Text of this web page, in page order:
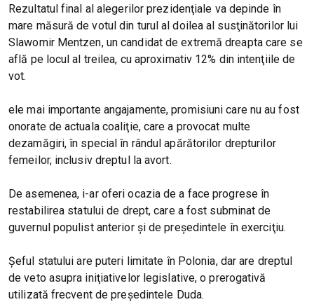
Rezultatul final al alegerilor prezidenţiale va depinde în
mare măsură de votul din turul al doilea al susţinătorilor lui
Slawomir Mentzen, un candidat de extremă dreapta care se
află pe locul al treilea, cu aproximativ 12% din intenţiile de
vot.
ele mai importante angajamente, promisiuni care nu au fost
onorate de actuala coaliţie, care a provocat multe
dezamăgiri, în special în rândul apărătorilor drepturilor
femeilor, inclusiv dreptul la avort.
De asemenea, i-ar oferi ocazia de a face progrese în
restabilirea statului de drept, care a fost subminat de
guvernul populist anterior şi de preşedintele în exerciţiu.
Şeful statului are puteri limitate în Polonia, dar are dreptul
de veto asupra iniţiativelor legislative, o prerogativă
utilizată frecvent de preşedintele Duda.